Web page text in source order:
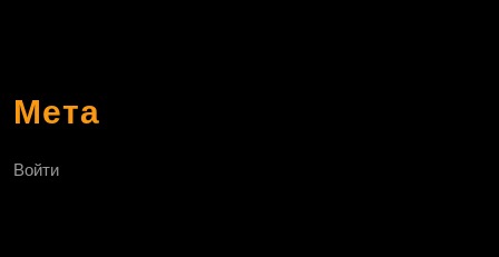
Мета
Войти